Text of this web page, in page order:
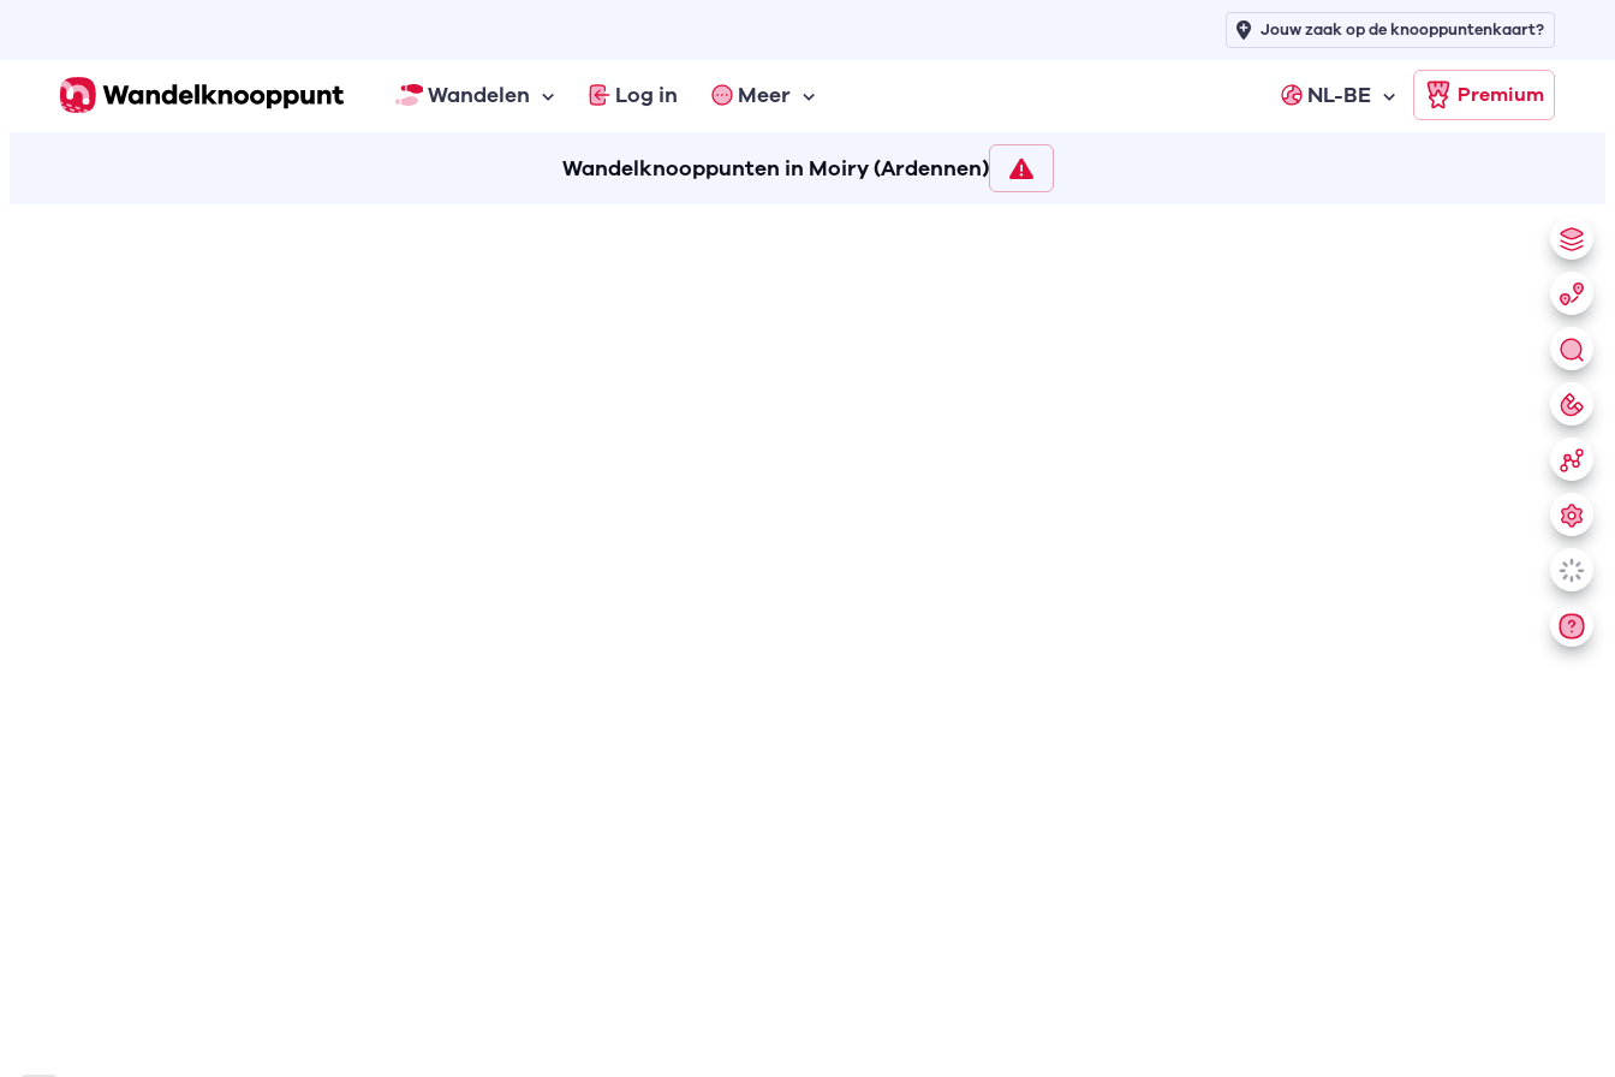
Wandelen Log in Meer NL-BE Premium
Jouw zaak op de knooppuntenkaart?
Wandelknooppunten in Moiry (Ardennen)